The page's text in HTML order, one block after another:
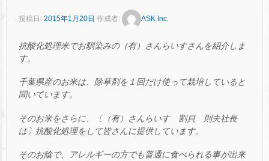
投稿日: 2015年1月20日 作成者: ASK Inc.
抗酸化処理米でお馴染みの（有）さんらいすさんを紹介しま
す。
千葉県産のお米は、除草剤を１回だけ使って栽培していると
聞いています。
そのお米をさらに、〔（有）さんらいす 割貝 則夫社長
は〕抗酸化処理をして皆さんに提供しています。
そのお陰で、アレルギーの方でも普通に食べられる事が出来